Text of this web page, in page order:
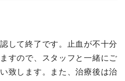
して終了です。止血が不十分
すので、スタッフと一緒にご
致します。また、治療後は治